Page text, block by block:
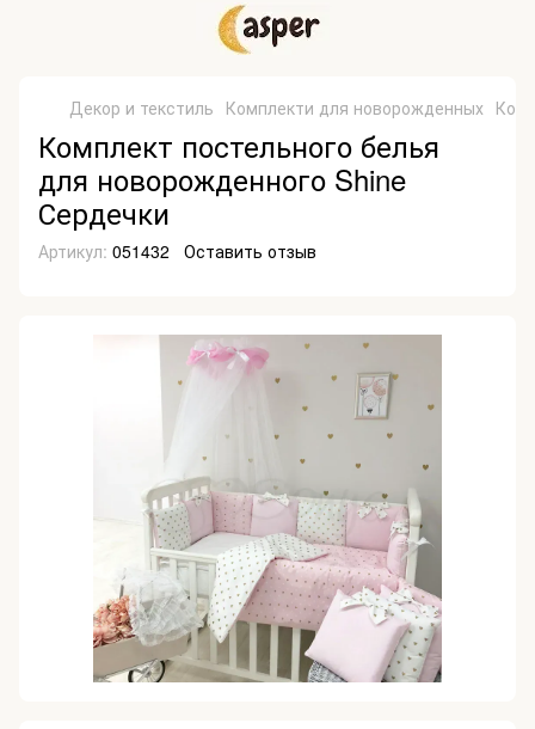
Декор и текстиль Комплекти для новорожденных
Комплект постельного белья
для новорожденного Shine
Сердечки
Артикул: 051432 Оставить отзыв